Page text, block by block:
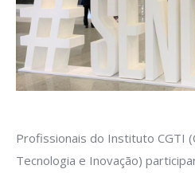
Profissionais do Instituto CGTI
Tecnologia e Inovação)